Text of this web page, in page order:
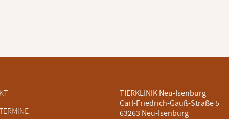
TIERKLINIK Neu-Isenburg
Carl-Friedrich-Gauß-Straße 5
63263 Neu-Isenburg